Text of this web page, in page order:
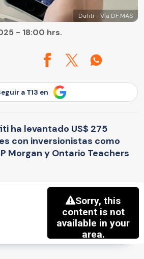
Dafiti - Vía DF MAS
- 18:00 hrs.
a T13 en
ha levantado US$ 275
con inversionistas como
Morgan y Ontario Teachers